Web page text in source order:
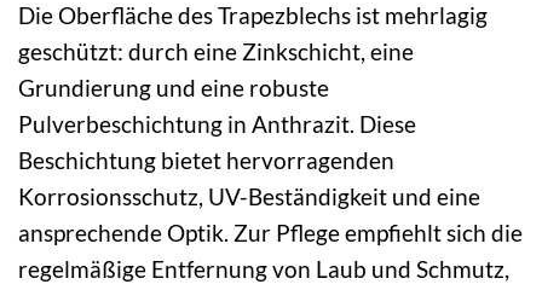
Die Oberfläche des Trapezblechs ist mehrlagig
geschützt: durch eine Zinkschicht, eine
Grundierung und eine robuste
Pulverbeschichtung in Anthrazit. Diese
Beschichtung bietet hervorragenden
Korrosionsschutz, UV-Beständigkeit und eine
ansprechende Optik. Zur Pflege empfiehlt sich die
regelmäßige Entfernung von Laub und Schmutz,